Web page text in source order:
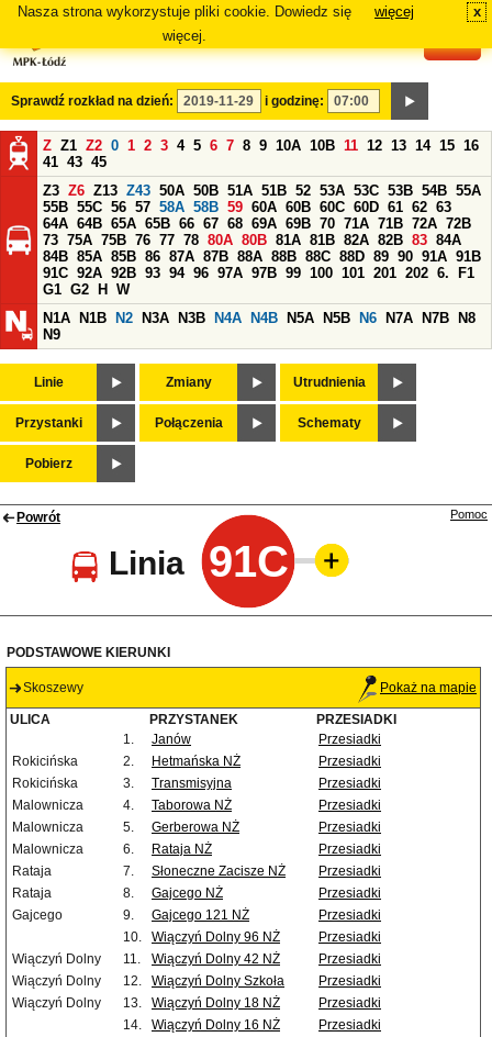
Nasza strona wykorzystuje pliki cookie. Dowiedz się
więcej.
więcej x
Sprawdź rozkład na dzień: i godzinę:
Z Z1 Z2 0 1 2 3 4 5 6 7 8 9 10A 10B 11 12 13 14 15 16
41 43 45
Z3 Z6 Z13 Z43 50A 50B 51A 51B 52 53A 53C 53B 54B 55A
55B 55C 56 57 58A 58B 59 60A 60B 60C 60D 61 62 63
64A 64B 65A 65B 66 67 68 69A 69B 70 71A 71B 72A 72B
73 75A 75B 76 77 78 80A 80B 81A 81B 82A 82B 83 84A
84B 85A 85B 86 87A 87B 88A 88B 88C 88D 89 90 91A 91B
91C 92A 92B 93 94 96 97A 97B 99 100 101 201 202 6.
F1
G1 G2 H
W
N1A
N1B N2 N3A N3B N4A N4B N5A N5B N6 N7A N7B
N8
N9
Linie Zmiany Utrudnienia
Przystanki Połączenia Schematy
Pobierz
Powrót
Linia 91C
Pomoc
PODSTAWOWE KIERUNKI
Skoszewy Pokaż na mapie
ULICA PRZYSTANEK
PRZESIADKI
1.
Janów
Przesiadki
Rokicińska
2. Hetmańska NŻ
Przesiadki
Rokicińska
3. Transmisyjna
Przesiadki
Malownicza
4. Taborowa NŻ
Przesiadki
Malownicza
5. Gerberowa NŻ
Przesiadki
Malownicza
6. Rataja NŻ
Przesiadki
Rataja
7. Słoneczne Zacisze NŻ
Przesiadki
Rataja
8. Gajcego NŻ
Przesiadki
Gajcego
9. Gajcego 121 NŻ
Przesiadki
10.
Wiączyń Dolny 96 NŻ
Przesiadki
Wiączyń Dolny
11. Wiączyń Dolny 42 NŻ
Przesiadki
Wiączyń Dolny
12. Wiączyń Dolny Szkoła
Przesiadki
Wiączyń Dolny
13. Wiączyń Dolny 18 NŻ
Przesiadki
14.
Wiączyń Dolny 16 NŻ
Przesiadki